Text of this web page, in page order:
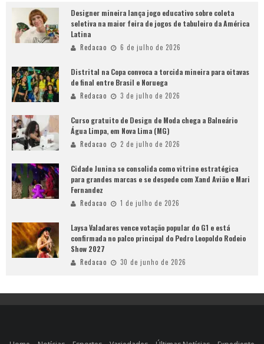
Designer mineira lança jogo educativo sobre coleta
seletiva na maior feira de jogos de tabuleiro da América
Latina
Redacao 6 de julho de 2026
Distrital na Copa convoca a torcida mineira para oitavas
de final entre Brasil e Noruega
Redacao 3 de julho de 2026
Curso gratuito de Design de Moda chega a Balneário
Água Limpa, em Nova Lima (MG)
Redacao 2 de julho de 2026
Cidade Junina se consolida como vitrine estratégica
para grandes marcas e se despede com Xand Avião e Mari
Fernandez
Redacao 1 de julho de 2026
Laysa Valadares vence votação popular do G1 e está
confirmada no palco principal do Pedro Leopoldo Rodeio
Show 2027
Redacao 30 de junho de 2026